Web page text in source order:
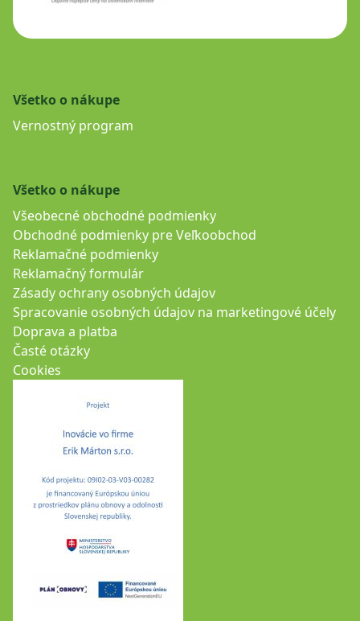
Všetko o nákupe
Vernostný program
Všetko o nákupe
Všeobecné obchodné podmienky
Obchodné podmienky pre Veľkoobchod
Reklamačné podmienky
Reklamačný formulár
Zásady ochrany osobných údajov
Spracovanie osobných údajov na marketingové účely
Doprava a platba
Časté otázky
Cookies